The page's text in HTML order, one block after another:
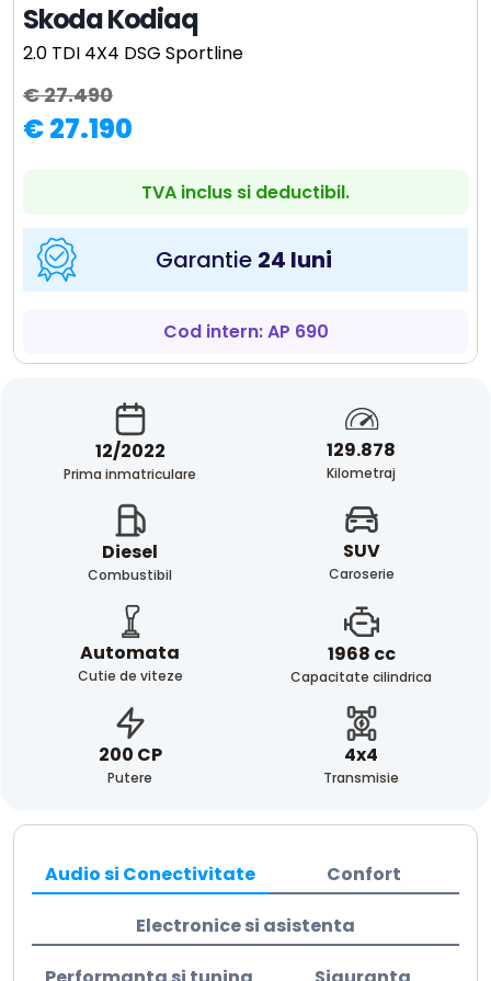
Skoda Kodiaq
2.0 TDI 4X4 DSG Sportline
€ 27.490
€ 27.190
TVA inclus si deductibil.
Garantie 24 luni
Cod intern: AP 690
12/2022
Prima inmatriculare
129.878
Kilometraj
Diesel
Combustibil
SUV
Caroserie
Automata
Cutie de viteze
1968 cc
Capacitate cilindrica
200 CP
Putere
4x4
Transmisie
Audio si Conectivitate Confort
Electronice si asistenta